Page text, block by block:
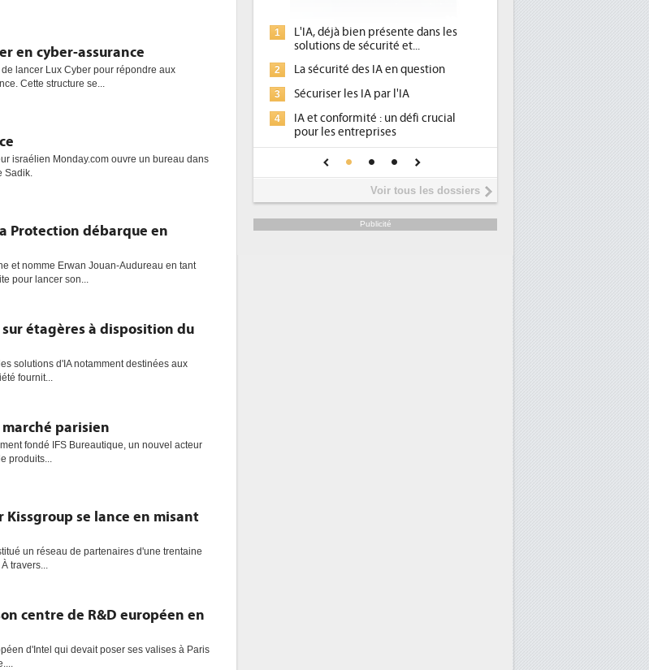
en cyber-assurance
lancer Lux Cyber pour répondre aux
Cette structure se...
israélien Monday.com ouvre un bureau dans
Sadik.
Protection débarque en
et nomme Erwan Jouan-Audureau en tant
pour lancer son...
étagères à disposition du
solutions d'IA notamment destinées aux
fournit...
marché parisien
fondé IFS Bureautique, un nouvel acteur
produits...
se lance en misant
un réseau de partenaires d'une trentaine
travers...
centre de R&D européen en
d'Intel qui devait poser ses valises à Paris
L'IA, déjà bien présente dans les
solutions de sécurité et...
2 La sécurité des IA en question
Sécuriser les IA par l'IA
IA et conformité : un défi crucial
5
Une IA de confiance pour une IA
1
Qu'est-ce que la DEE (directive
2
DEE, une pression administrative
place pour répondre à...
Phocea DC dans les cordes pour la
Interview de Fabrice Coquio,
président de Digital Realty...
6
Trimestriels IBM : L'activité logicielle
soutient les...
Voir tous les dossiers
Publicité